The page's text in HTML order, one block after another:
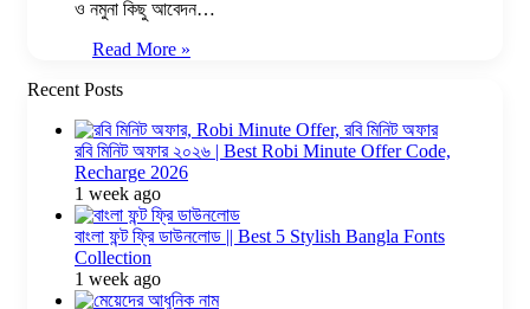
ও নমুনা কিছু আবেদন…
Read More »
Recent Posts
রবি মিনিট অফার ২০২৬ | Best Robi Minute Offer Code,
Recharge 2026
1 week ago
বাংলা ফন্ট ফ্রি ডাউনলোড || Best 5 Stylish Bangla Fonts
Collection
1 week ago